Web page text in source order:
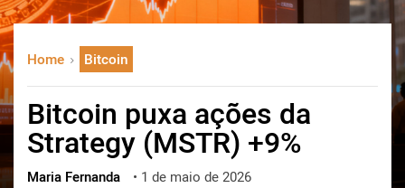
日本語
русский
العربية
ไทย
ქართული
Home Bitcoin
Bitcoin puxa ações da
Strategy (MSTR) +9%
Maria Fernanda • 1 de maio de 2026